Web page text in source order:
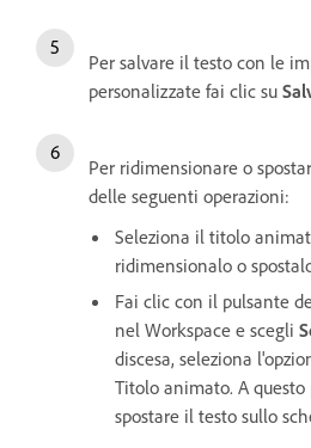
Per salvare il testo con le
personalizzate fai clic su
Per ridimensionare o
delle seguenti operazioni:
Seleziona il titolo
ridimensionalo o
Fai clic con il pulsante
nel Workspace e scegli
discesa, seleziona
Titolo animato. A
spostare il testo sullo